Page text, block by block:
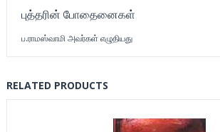
புத்தரின் போதைனைகள்
ப.ராமஸ்வாமி அவர்கள் எழுதியது
RELATED PRODUCTS